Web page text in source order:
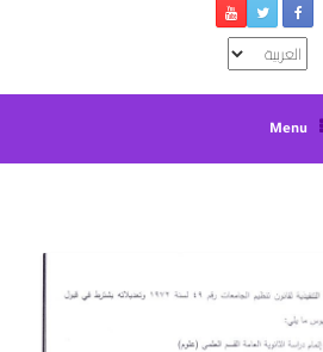
اختر
لغة
Menu